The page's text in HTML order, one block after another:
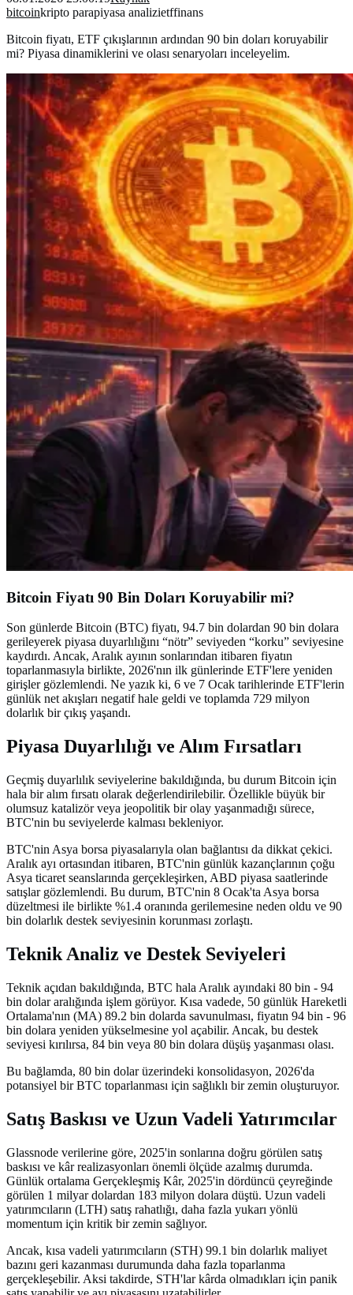
bitcoinkripto parapiyasa analizietffinans
Bitcoin fiyatı, ETF çıkışlarının ardından 90 bin doları koruyabilir
mi? Piyasa dinamiklerini ve olası senaryoları inceleyelim.
Bitcoin Fiyatı 90 Bin Doları Koruyabilir mi?
Son günlerde Bitcoin (BTC) fiyatı, 94.7 bin dolardan 90 bin dolara
gerileyerek piyasa duyarlılığını “nötr” seviyeden “korku” seviyesine
kaydırdı. Ancak, Aralık ayının sonlarından itibaren fiyatın
toparlanmasıyla birlikte, 2026'nın ilk günlerinde ETF'lere yeniden
girişler gözlemlendi. Ne yazık ki, 6 ve 7 Ocak tarihlerinde ETF'lerin
günlük net akışları negatif hale geldi ve toplamda 729 milyon
dolarlık bir çıkış yaşandı.
Piyasa Duyarlılığı ve Alım Fırsatları
Geçmiş duyarlılık seviyelerine bakıldığında, bu durum Bitcoin için
hala bir alım fırsatı olarak değerlendirilebilir. Özellikle büyük bir
olumsuz katalizör veya jeopolitik bir olay yaşanmadığı sürece,
BTC'nin bu seviyelerde kalması bekleniyor.
BTC'nin Asya borsa piyasalarıyla olan bağlantısı da dikkat çekici.
Aralık ayı ortasından itibaren, BTC'nin günlük kazançlarının çoğu
Asya ticaret seanslarında gerçekleşirken, ABD piyasa saatlerinde
satışlar gözlemlendi. Bu durum, BTC'nin 8 Ocak'ta Asya borsa
düzeltmesi ile birlikte %1.4 oranında gerilemesine neden oldu ve 90
bin dolarlık destek seviyesinin korunması zorlaştı.
Teknik Analiz ve Destek Seviyeleri
Teknik açıdan bakıldığında, BTC hala Aralık ayındaki 80 bin - 94
bin dolar aralığında işlem görüyor. Kısa vadede, 50 günlük Hareketli
Ortalama'nın (MA) 89.2 bin dolarda savunulması, fiyatın 94 bin - 96
bin dolara yeniden yükselmesine yol açabilir. Ancak, bu destek
seviyesi kırılırsa, 84 bin veya 80 bin dolara düşüş yaşanması olası.
Bu bağlamda, 80 bin dolar üzerindeki konsolidasyon, 2026'da
potansiyel bir BTC toparlanması için sağlıklı bir zemin oluşturuyor.
Satış Baskısı ve Uzun Vadeli Yatırımcılar
Glassnode verilerine göre, 2025'in sonlarına doğru görülen satış
baskısı ve kâr realizasyonları önemli ölçüde azalmış durumda.
Günlük ortalama Gerçekleşmiş Kâr, 2025'in dördüncü çeyreğinde
görülen 1 milyar dolardan 183 milyon dolara düştü. Uzun vadeli
yatırımcıların (LTH) satış rahatlığı, daha fazla yukarı yönlü
momentum için kritik bir zemin sağlıyor.
Ancak, kısa vadeli yatırımcıların (STH) 99.1 bin dolarlık maliyet
bazını geri kazanması durumunda daha fazla toparlanma
gerçekleşebilir. Aksi takdirde, STH'lar kârda olmadıkları için panik